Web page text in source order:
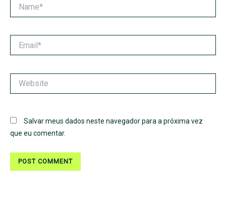
Salvar meus dados neste navegador para a próxima vez
que eu comentar.